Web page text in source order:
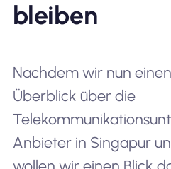
bleiben
Nachdem wir nun
Überblick über die
Anbieter in Singapur